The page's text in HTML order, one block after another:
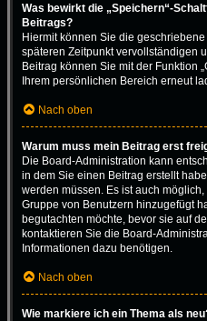
Was bewirkt die „Speichern“-
Beitrags?
Hiermit können Sie die
späteren Zeitpunkt vervollständigen
Beitrag können Sie mit der Funktion
Ihrem persönlichen Bereich erneut
Nach oben
Warum muss mein Beitrag erst
Die Board-Administration kann
in dem Sie einen Beitrag erstellt
werden müssen. Es ist auch
Gruppe von Benutzern hinzugefügt
begutachten möchte, bevor sie auf
kontaktieren Sie die Board-
Informationen dazu benötigen.
Nach oben
Wie markiere ich ein Thema als